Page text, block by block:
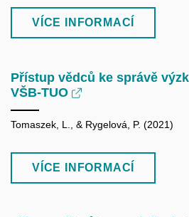
VÍCE INFORMACÍ
Přístup vědců ke správě
VŠB-TUO
Tomaszek, L., & Rygelová, P. (2021)
VÍCE INFORMACÍ